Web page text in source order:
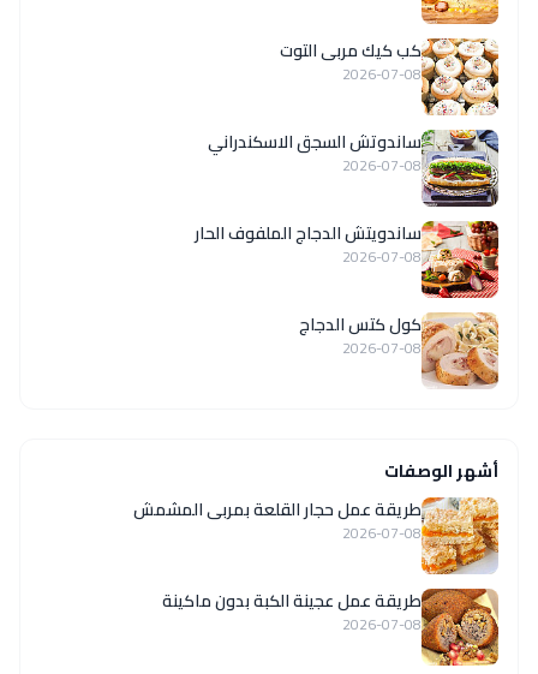
كب كيك مربى التوت
2026-07-08
ساندوتش السجق الاسكندراني
2026-07-08
ساندويتش الدجاج الملفوف الحار
2026-07-08
كول كتس الدجاج
2026-07-08
أشهر الوصفات
طريقة عمل حجار القلعة بمربى المشمش
2026-07-08
طريقة عمل عجينة الكبة بدون ماكينة
2026-07-08